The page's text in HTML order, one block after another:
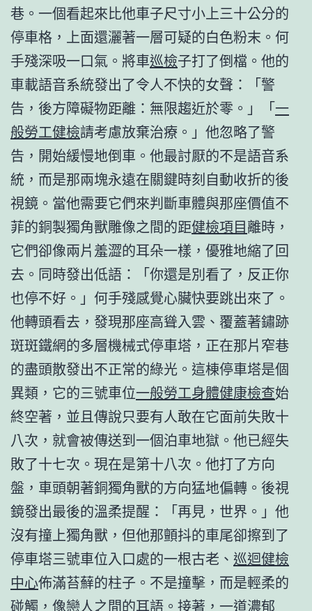
巷。一個看起來比他車子尺寸小上三十公分的
停車格，上面還灑著一層可疑的白色粉末。何
手殘深吸一口氣。將車巡檢子打了倒檔。他的
車載語音系統發出了令人不快的女聲：「警
告，後方障礙物距離：無限趨近於零。」「一
般勞工健檢請考慮放棄治療。」他忽略了警
告，開始緩慢地倒車。他最討厭的不是語音系
統，而是那兩塊永遠在關鍵時刻自動收折的後
視鏡。當他需要它們來判斷車體與那座價值不
菲的銅製獨角獸雕像之間的距健檢項目離時，
它們卻像兩片羞澀的耳朵一樣，優雅地縮了回
去。同時發出低語：「你還是別看了，反正你
也停不好。」何手殘感覺心臟快要跳出來了。
他轉頭看去，發現那座高聳入雲、覆蓋著鏽跡
斑斑鐵網的多層機械式停車塔，正在那片窄巷
的盡頭散發出不正常的綠光。這棟停車塔是個
異類，它的三號車位一般勞工身體健康檢查始
終空著，並且傳說只要有人敢在它面前失敗十
八次，就會被傳送到一個泊車地獄。他已經失
敗了十七次。現在是第十八次。他打了方向
盤，車頭朝著銅獨角獸的方向猛地偏轉。後視
鏡發出最後的溫柔提醒：「再見，世界。」他
沒有撞上獨角獸，但他那顫抖的車尾卻擦到了
停車塔三號車位入口處的一根古老、 巡迴健檢
中心佈滿苔蘚的柱子。不是撞擊，而是輕柔的
碰觸，像戀人之間的耳語。接著，一道濃郁